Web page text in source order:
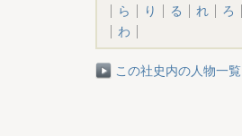
ら
り る れ
ろ
わ
この社史内の人物一覧